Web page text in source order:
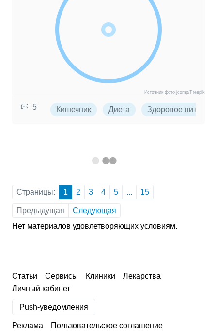
Источник фото jcomp/Freepik
5 Кишечник Диета Здоровое питание
Страницы: 1 2 3 4 5 ... 15
Предыдущая
Следующая
Нет материалов удовлетворяющих условиям.
Статьи Сервисы Клиники
Лекарства
Личный кабинет
Push-уведомления
Реклама Пользовательское соглашение